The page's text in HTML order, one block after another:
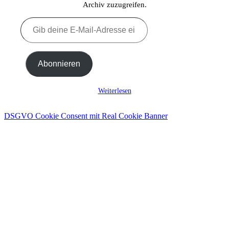
Archiv zuzugreifen.
Gib
deine
E-
Adresse
ein ... Abonnieren
Weiterlesen
DSGVO Cookie Consent mit Real Cookie Banner